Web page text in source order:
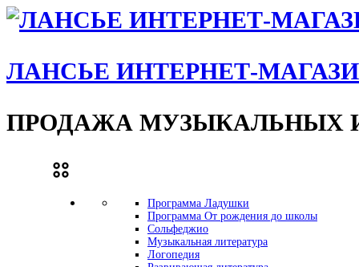
ЛАНСЬЕ ИНТЕРНЕТ-
ПРОДАЖА МУЗЫКАЛЬНЫХ
Программа Ладушки
Программа От рождения до школы
Сольфеджио
Музыкальная литература
Логопедия